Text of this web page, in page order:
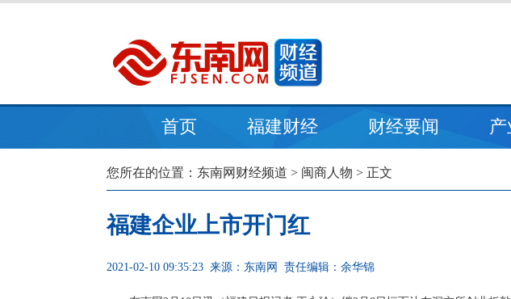
首页 福建财经 财经要闻
您所在的位置： 东南网财经频道 > 闽商人物 > 正文
福建企业上市开门红
2021-02-10 09:35:23 来源：东南网 责任编辑：余华锦